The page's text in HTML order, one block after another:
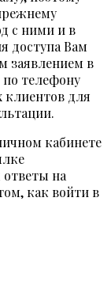
с ними и в
доступа Вам
заявлением в
телефону
клиентов для
кабинете
на
как войти в